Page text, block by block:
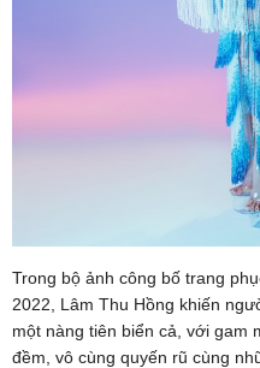
Trong bộ ảnh công bố trang
2022, Lâm Thu Hồng khiến
một nàng tiên biển cả, với gam
đềm, vô cùng quyến rũ cùng